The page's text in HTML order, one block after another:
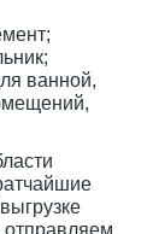
ванной,